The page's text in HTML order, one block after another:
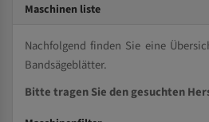
Maschinen liste
Nachfolgend finden Sie eine
Bandsägeblätter.
Bitte tragen Sie den gesuchten